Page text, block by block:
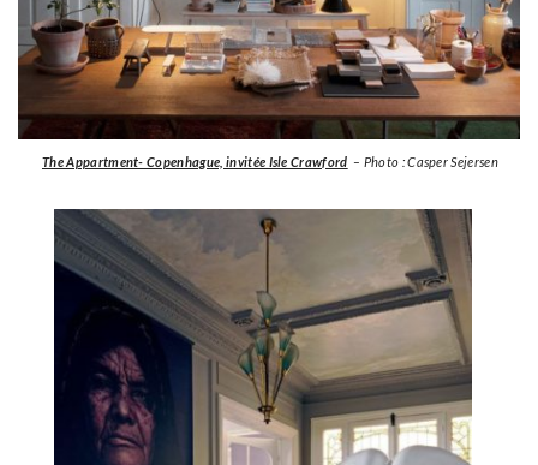
The Appartment- Copenhague, invitée Isle Crawford – Photo : Casper Sejersen